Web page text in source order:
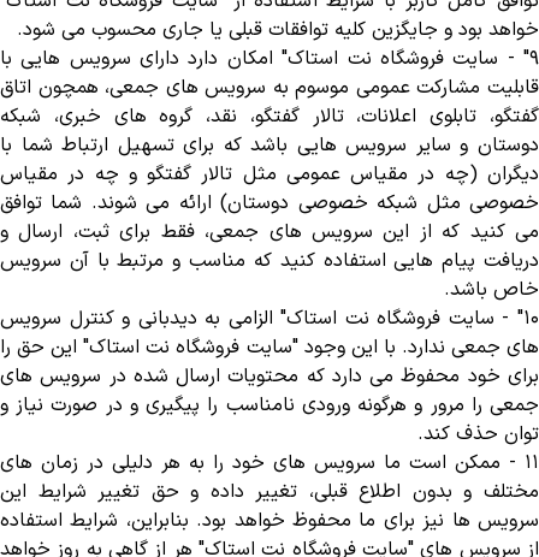
خواهد بود و جایگزین کلیه توافقات قبلی یا جاری محسوب می شود.
٩- " سایت فروشگاه نت استاک" امکان دارد دارای سرویس هایی با
قابلیت مشارکت عمومی موسوم به سرویس های جمعی، همچون اتاق
گفتگو، تابلوی اعلانات، تالار گفتگو، نقد، گروه های خبری، شبکه
دوستان و سایر سرویس هایی باشد که برای تسهیل ارتباط شما با
دیگران (چه در مقیاس عمومی مثل تالار گفتگو و چه در مقیاس
خصوصی مثل شبکه خصوصی دوستان) ارائه می شوند. شما توافق
می کنید که از این سرویس های جمعی، فقط برای ثبت، ارسال و
دریافت پیام هایی استفاده کنید که مناسب و مرتبط با آن سرویس
خاص باشد.
١٠- " سایت فروشگاه نت استاک" الزامی به دیدبانی و کنترل سرویس
های جمعی ندارد. با این وجود "سایت فروشگاه نت استاک" این حق را
برای خود محفوظ می دارد که محتویات ارسال شده در سرویس های
جمعی را مرور و هرگونه ورودی نامناسب را پیگیری و در صورت نیاز و
توان حذف کند.
١١ - ممکن است ما سرویس های خود را به هر دلیلی در زمان های
مختلف و بدون اطلاع قبلی، تغییر داده و حق تغییر شرایط این
سرویس ها نیز برای ما محفوظ خواهد بود. بنابراین، شرایط استفاده
از سرویس های "سایت فروشگاه نت استاک" هر از گاهی به روز خواهد